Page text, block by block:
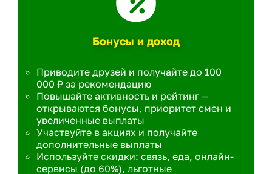
Бонусы и доход
Приводите друзей и получайте до 100
000 ₽ за рекомендацию
Повышайте активность и рейтинг —
открываются бонусы, приоритет смен и
увеличенные выплаты
Участвуйте в акциях и получайте
дополнительные выплаты
Используйте скидки: связь, еда, онлайн-
сервисы (до 60%), льготные